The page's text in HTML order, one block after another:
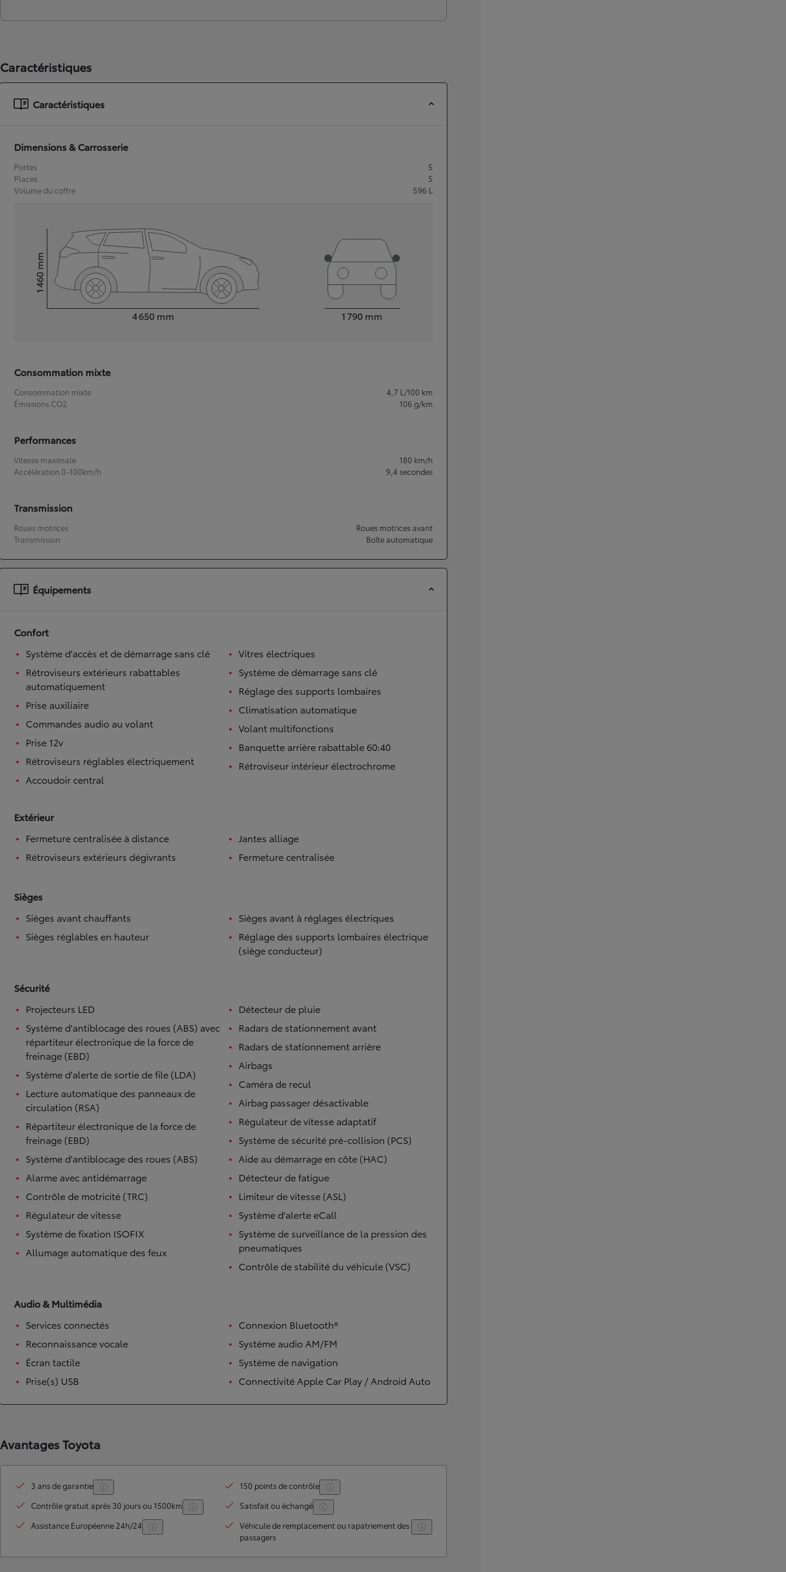
À partir de 19 700 €
Nouvelle Yaris Cross
HYBRIDE
TOYOTA C-HR
Caractéristiques
Caractéristiques
Dimensions & Carrosserie
Portes
5
Places
5
Volume du coffre
596 L
4 650 mm
Hauteur1 460
mm
1 790 mm
Consommation mixte
Consommation mixte 4,7 L/100 km
Émissions CO2
106 g/km
Performances
Vitesse maximale 180 km/h
Accélération 0-100km/h
9,4 secondes
Transmission
Roues motrices
Roues motrices avant
Transmission
Boîte automatique
Équipements
Confort
Système d'accès et de démarrage sans clé
Rétroviseurs extérieurs rabattables
automatiquement
Prise auxiliaire
Commandes audio au volant
Prise 12v
Rétroviseurs réglables électriquement
Accoudoir central
Vitres électriques
Système de démarrage sans clé
Réglage des supports lombaires
Climatisation automatique
Volant multifonctions
Banquette arrière rabattable 60:40
Rétroviseur intérieur électrochrome
Extérieur
Fermeture centralisée à distance
Rétroviseurs extérieurs dégivrants
Jantes alliage
Fermeture centralisée
Sièges
Sièges avant chauffants
Sièges réglables en hauteur
Sièges avant à réglages électriques
Réglage des supports lombaires électrique
(siège conducteur)
Sécurité
Projecteurs LED
Système d'antiblocage des roues (ABS) avec
répartiteur électronique de la force de
freinage (EBD)
Système d'alerte de sortie de file (LDA)
Lecture automatique des panneaux de
circulation (RSA)
Répartiteur électronique de la force de
freinage (EBD)
Système d'antiblocage des roues (ABS)
Alarme avec antidémarrage
Contrôle de motricité (TRC)
Régulateur de vitesse
Système de fixation ISOFIX
Allumage automatique des feux
Détecteur de pluie
Radars de stationnement avant
Radars de stationnement arrière
Airbags
Caméra de recul
Airbag passager désactivable
Régulateur de vitesse adaptatif
Système de sécurité pré-collision (PCS)
Aide au démarrage en côte (HAC)
Détecteur de fatigue
Limiteur de vitesse (ASL)
Système d'alerte eCall
Système de surveillance de la pression des
pneumatiques
Contrôle de stabilité du véhicule (VSC)
Audio & Multimédia
Services connectés
Reconnaissance vocale
Écran tactile
Prise(s) USB
Connexion Bluetooth®
Système audio AM/FM
Système de navigation
Connectivité Apple Car Play / Android Auto
Avantages Toyota
3 ans de garantie
150 points de contrôle
Contrôle gratuit après 30 jours ou 1500km
Satisfait ou échangé
Assistance Européenne 24h/24
Véhicule de remplacement ou rapatriement des
passagers